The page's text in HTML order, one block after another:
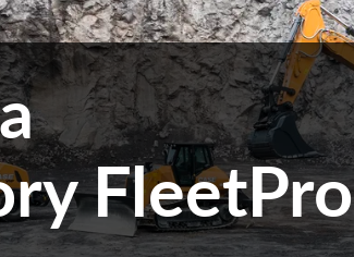
FleetPro